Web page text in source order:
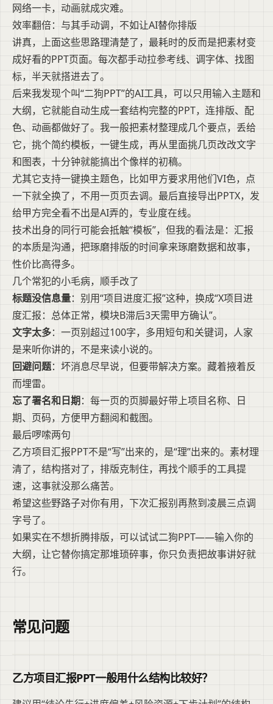
网络一卡，动画就成灾难。
效率翻倍：与其手动调，不如让AI替你排版
讲真，上面这些思路理清楚了，最耗时的反而是把素材变
成好看的PPT页面。每次都手动拉参考线、调字体、找图
标，半天就搭进去了。
后来我发现个叫“二狗PPT”的AI工具，可以只用输入主题和
大纲，它就能自动生成一套结构完整的PPT，连排版、配
色、动画都做好了。我一般把素材整理成几个要点，丢给
它，挑个简约模板，一键生成，再从里面挑几页改改文字
和图表，十分钟就能搞出个像样的初稿。
尤其它支持一键换主题色，比如甲方要求用他们VI色，点
一下就全换了，不用一页页去调。最后直接导出PPTX，发
给甲方完全看不出是AI弄的，专业度在线。
技术出身的同行可能会抵触“模板”，但我的看法是：汇报
的本质是沟通，把琢磨排版的时间拿来琢磨数据和故事，
性价比高得多。
几个常犯的小毛病，顺手改了
标题没信息量：别用“项目进度汇报”这种，换成“X项目进
度汇报：总体正常，模块B滞后3天需甲方确认”。
文字太多：一页别超过100字，多用短句和关键词，人家
是来听你讲的，不是来读小说的。
回避问题：坏消息尽早说，但要带解决方案。藏着掖着反
而埋雷。
忘了署名和日期：每一页的页脚最好带上项目名称、日
期、页码，方便甲方翻阅和截图。
最后啰嗦两句
乙方项目汇报PPT不是“写”出来的，是“理”出来的。素材理
清了，结构搭对了，排版克制住，再找个顺手的工具提
速，这事就没那么痛苦。
希望这些野路子对你有用，下次汇报别再熬到凌晨三点调
字号了。
如果实在不想折腾排版，可以试试二狗PPT——输入你的
大纲，让它替你搞定那堆琐碎事，你只负责把故事讲好就
行。
常见问题
乙方项目汇报PPT一般用什么结构比较好？